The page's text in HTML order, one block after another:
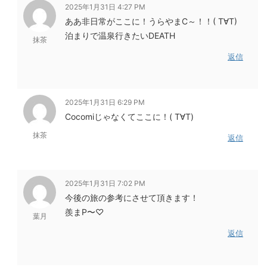
抹茶
2025年1月31日 4:27 PM
ああ非日常がここに！うらやまC～！！( T∀T)
泊まりで温泉行きたいDEATH
返信
抹茶
2025年1月31日 6:29 PM
Cocomiじゃなくてここに！( T∀T)
返信
葉月
2025年1月31日 7:02 PM
今後の旅の参考にさせて頂きます！
羨まP〜♡
返信